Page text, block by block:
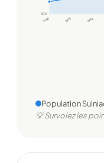
300
1968 1975 1982
Population
💡 Survolez les